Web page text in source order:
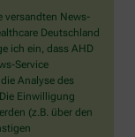
versandten News-
Deutschland
ich ein, dass AHD
Service
Analyse des
Einwilligung
(z.B. über den